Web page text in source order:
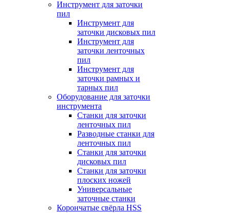
Инструмент для заточки
пил
Инструмент для
заточки дисковых пил
Инструмент для
заточки ленточных
пил
Инструмент для
заточки рамных и
тарных пил
Оборудование для заточки
инструмента
Станки для заточки
ленточных пил
Разводные станки для
ленточных пил
Станки для заточки
дисковых пил
Станки для заточки
плоских ножей
Универсальные
заточные станки
Корончатые свёрла HSS